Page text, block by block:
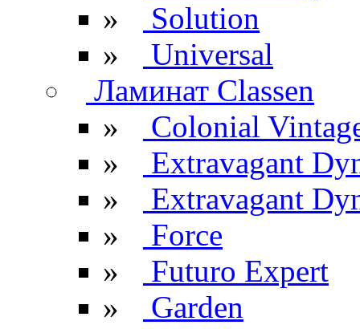
»
Solution
»
Universal
Ламинат Classen
»
Colonial
»
Extravagant
»
Extravagant
»
Force
»
Futuro Expert
»
Garden